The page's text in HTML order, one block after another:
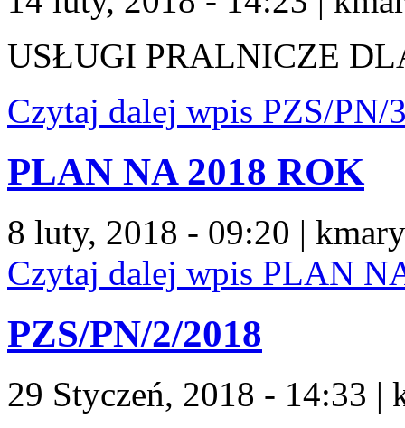
USŁUGI PRALNICZE
Czytaj dalej wpis PZS/PN/
PLAN NA 2018 ROK
8 luty, 2018 - 09:20 |
Czytaj dalej wpis PLAN
PZS/PN/2/2018
29 Styczeń, 2018 - 14:33 |